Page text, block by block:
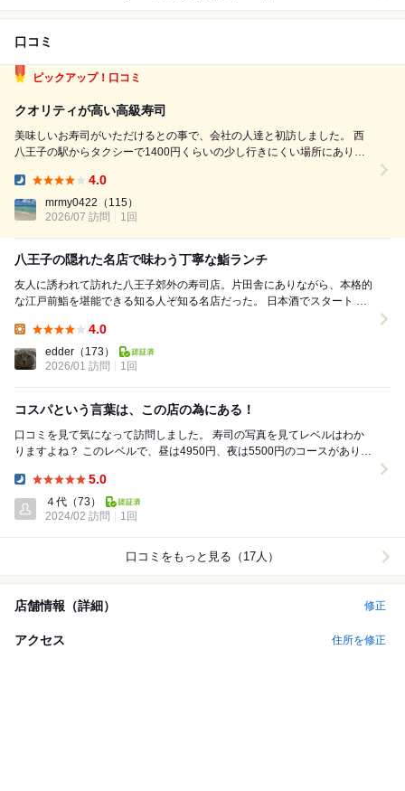
口コミ
ピックアップ！口コミ
クオリティが高い高級寿司
美味しいお寿司がいただけるとの事で、会社の人達と初訪しました。 西
八王子の駅からタクシーで1400円くらいの少し行きにくい場所にありま
なりの量をいただきました。 自分でお醤油を付けないスタイルで、ネタ
に合わせてお醤油やお塩でいた...
4.0
mrmy0422 （115）
2026/07 訪問
1回
八王子の隠れた名店で味わう丁寧な鮨ランチ
友人に誘われて訪れた八王子郊外の寿司店。片田舎にありながら、本格的
な江戸前鮨を堪能できる知る人ぞ知る名店だった。 日本酒でスタート ま
4.0
edder （173）
2026/01 訪問
1回
コスパという言葉は、この店の為にある！
口コミを見て気になって訪問しました。 寿司の写真を見てレベルはわか
りますよね？ このレベルで、昼は4950円、夜は5500円のコースがあり、
5.0
４代 （73）
2024/02 訪問
1回
口コミをもっと見る（17人）
店舗情報（詳細） 修正
アクセス 住所を修正